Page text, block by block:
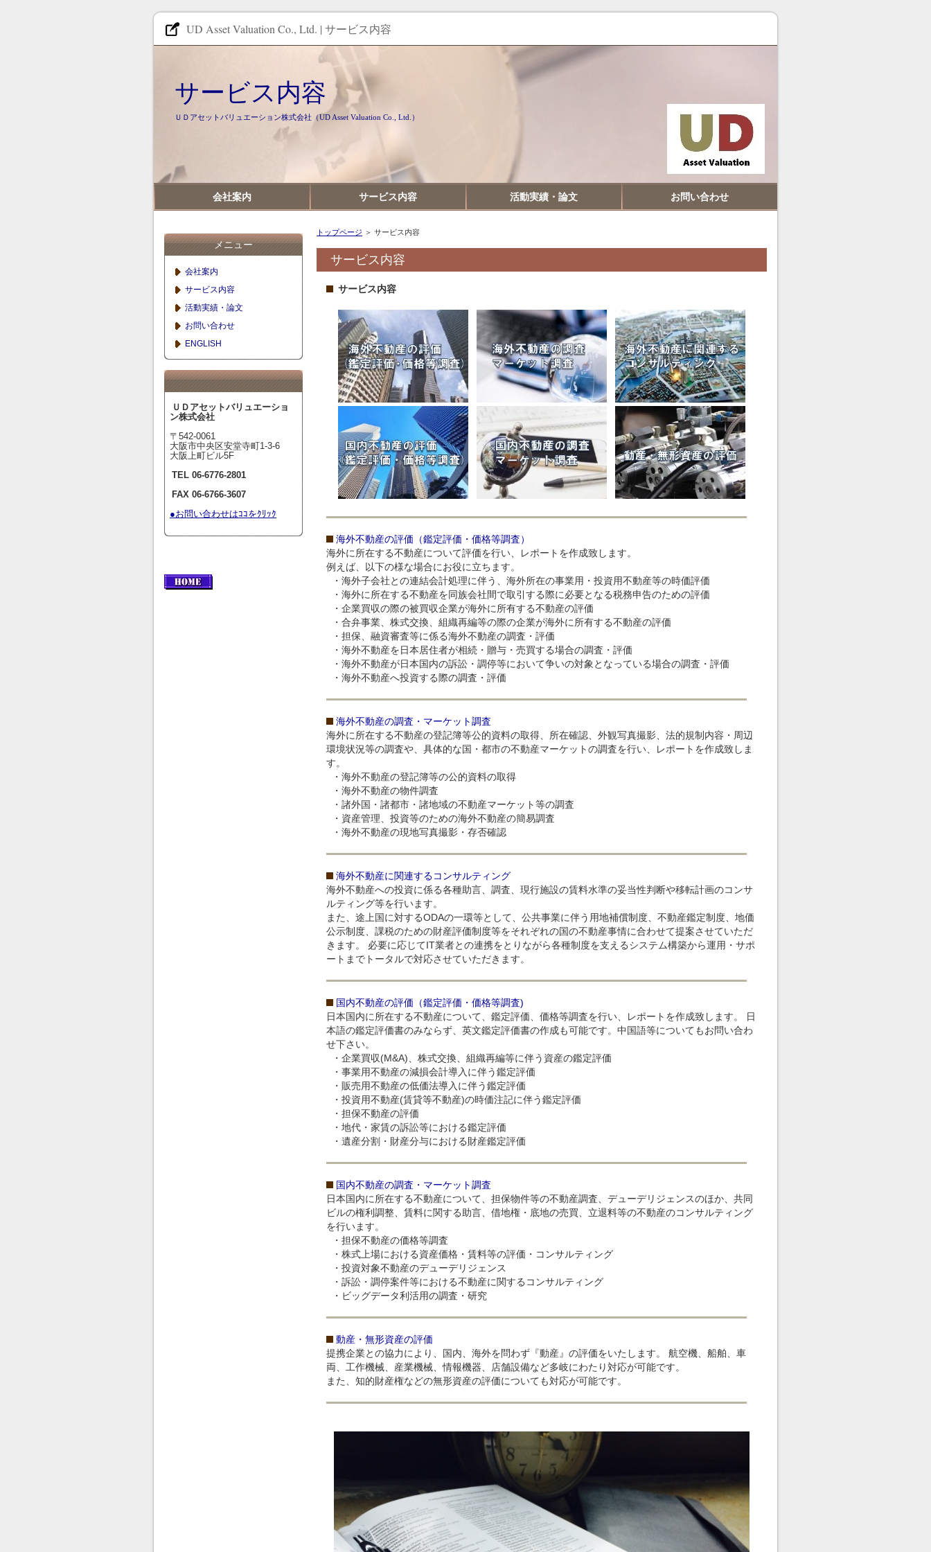
UD Asset Valuation Co., Ltd. | サービス内容
サービス内容
ＵＤアセットバリュエーション株式会社（UD Asset Valuation Co., Ltd.）
トップページ ＞ サービス内容
サービス内容
サービス内容
海外不動産の評価（鑑定評価・価格等調査）
海外に所在する不動産について評価を行い、レポートを作成致します。
例えば、以下の様な場合にお役に立ちます。
・海外子会社との連結会計処理に伴う、海外所在の事業用・投資用不動産等の時価評価
・海外に所在する不動産を同族会社間で取引する際に必要となる税務申告のための評価
・企業買収の際の被買収企業が海外に所有する不動産の評価
・合弁事業、株式交換、組織再編等の際の企業が海外に所有する不動産の評価
・担保、融資審査等に係る海外不動産の調査・評価
・海外不動産を日本居住者が相続・贈与・売買する場合の調査・評価
・海外不動産が日本国内の訴訟・調停等において争いの対象となっている場合の調査・評価
・海外不動産へ投資する際の調査・評価
海外不動産の調査・マーケット調査
海外に所在する不動産の登記簿等公的資料の取得、所在確認、外観写真撮影、法的規制内容・周辺
環境状況等の調査や、具体的な国・都市の不動産マーケットの調査を行い、レポートを作成致しま
す。
・海外不動産の登記簿等の公的資料の取得
・海外不動産の物件調査
・諸外国・諸都市・諸地域の不動産マーケット等の調査
・資産管理、投資等のための海外不動産の簡易調査
・海外不動産の現地写真撮影・存否確認
海外不動産に関連するコンサルティング
海外不動産への投資に係る各種助言、調査、現行施設の賃料水準の妥当性判断や移転計画のコンサ
ルティング等を行います。
また、途上国に対するODAの一環等として、公共事業に伴う用地補償制度、不動産鑑定制度、地価
公示制度、課税のための財産評価制度等をそれぞれの国の不動産事情に合わせて提案させていただ
きます。 必要に応じてIT業者との連携をとりながら各種制度を支えるシステム構築から運用・サポ
ートまでトータルで対応させていただきます。
国内不動産の評価（鑑定評価・価格等調査)
日本国内に所在する不動産について、鑑定評価、価格等調査を行い、レポートを作成致します。 日
本語の鑑定評価書のみならず、英文鑑定評価書の作成も可能です。中国語等についてもお問い合わ
せ下さい。
・企業買収(M&A)、株式交換、組織再編等に伴う資産の鑑定評価
・事業用不動産の減損会計導入に伴う鑑定評価
・販売用不動産の低価法導入に伴う鑑定評価
・投資用不動産(賃貸等不動産)の時価注記に伴う鑑定評価
・担保不動産の評価
・地代・家賃の訴訟等における鑑定評価
・遺産分割・財産分与における財産鑑定評価
国内不動産の調査・マーケット調査
日本国内に所在する不動産について、担保物件等の不動産調査、デューデリジェンスのほか、共同
ビルの権利調整、賃料に関する助言、借地権・底地の売買、立退料等の不動産のコンサルティング
を行います。
・担保不動産の価格等調査
・株式上場における資産価格・賃料等の評価・コンサルティング
・投資対象不動産のデューデリジェンス
・訴訟・調停案件等における不動産に関するコンサルティング
・ビッグデータ利活用の調査・研究
動産・無形資産の評価
提携企業との協力により、国内、海外を問わず『動産』の評価をいたします。 航空機、船舶、車
両、工作機械、産業機械、情報機器、店舗設備など多岐にわたり対応が可能です。
また、知的財産権などの無形資産の評価についても対応が可能です。
メニュー
会社案内
サービス内容
活動実績・論文
お問い合わせ
ENGLISH
ＵＤアセットバリュエーショ
ン株式会社
〒542-0061
大阪市中央区安堂寺町1-3-6
大阪上町ビル5F
TEL 06-6776-2801
FAX 06-6766-3607
●お問い合わせはｺｺをｸﾘｯｸ
会社案内 サービス内容 活動実績・論文 お問い合わせ